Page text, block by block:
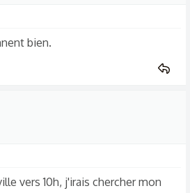
bien.
vers 10h, j'irais chercher mon